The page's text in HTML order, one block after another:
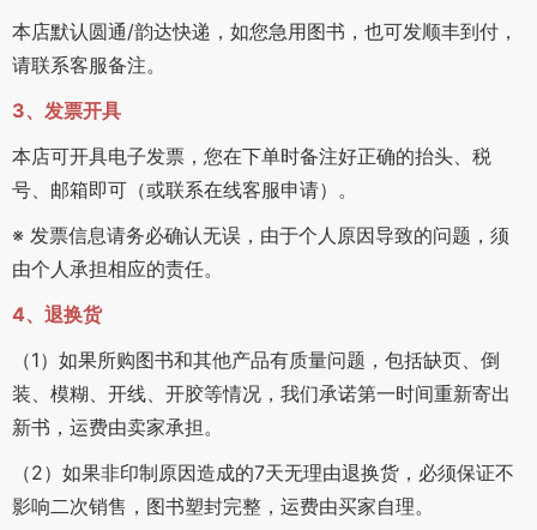
本店默认圆通/韵达快递，如您急用图书，也可发顺丰到付，
请联系客服备注。
3、发票开具
本店可开具电子发票，您在下单时备注好正确的抬头、税
号、邮箱即可（或联系在线客服申请）。
※ 发票信息请务必确认无误，由于个人原因导致的问题，须
由个人承担相应的责任。
4、退换货
（1）如果所购图书和其他产品有质量问题，包括缺页、倒
装、模糊、开线、开胶等情况，我们承诺第一时间重新寄出
新书，运费由卖家承担。
（2）如果非印制原因造成的7天无理由退换货，必须保证不
影响二次销售，图书塑封完整，运费由买家自理。